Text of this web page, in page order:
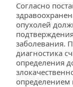
Согласно
опухолей
заболевания.
диагностика
определения
определением